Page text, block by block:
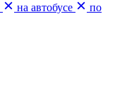
на автобусе
по